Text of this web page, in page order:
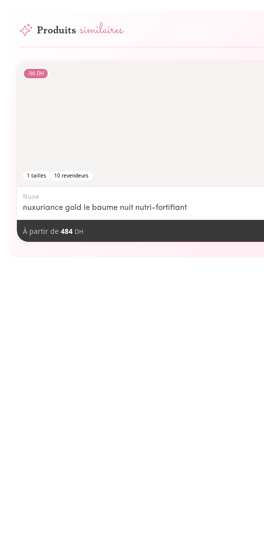
Produits similaires
-96DH
1 tailles 10revendeurs
Nuxe
nuxuriance gold le baume nuit nutri-fortifiant
À partir de 484 DH